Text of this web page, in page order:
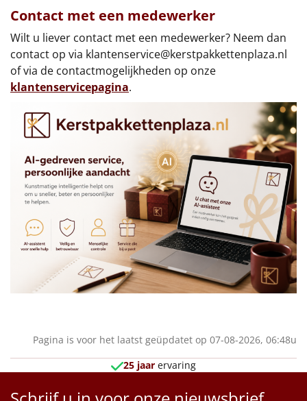
Contact met een medewerker
Wilt u liever contact met een medewerker? Neem dan
contact op via klantenservice@kerstpakkettenplaza.nl
of via de contactmogelijkheden op onze
klantenservicepagina.
Pagina is voor het laatst geüpdatet op 07-08-2026, 06:48u
25 jaar ervaring